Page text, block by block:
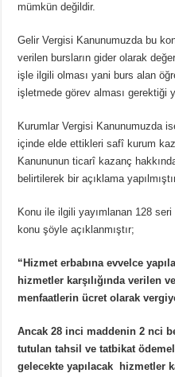
mümkün değildir.
Gelir Vergisi Kanunumuzda bu
verilen bursların gider olarak
işle ilgili olması yani burs alan
işletmede görev alması gerektiği
Kurumlar Vergisi Kanunumuzda
içinde elde ettikleri safî kurum
Kanununun ticarî kazanç
belirtilerek bir açıklama
Konu ile ilgili yayımlanan 128
konu şöyle açıklanmıştır;
“Hizmet erbabına evvelce
hizmetler karşılığında verilen
menfaatlerin ücret olarak
Ancak 28 inci maddenin 2 nci
tutulan tahsil ve tatbikat
gelecekte yapılacak hizmetler